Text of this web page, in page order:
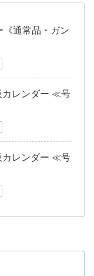
《通常品・ガン
カレンダー ≪号
カレンダー ≪号